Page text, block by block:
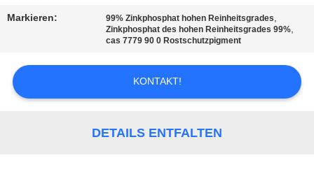
EIN
ANGEBOT
Markieren: 99% Zinkphosphat hohen Reinheitsgrades,
Zinkphosphat des hohen Reinheitsgrades 99%,
cas 7779 90 0 Rostschutzpigment
KONTAKT!
DETAILS ENTFALTEN